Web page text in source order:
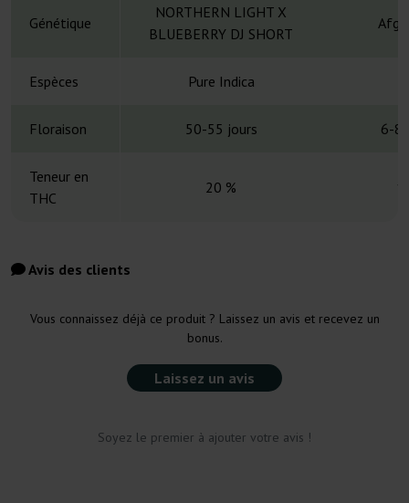
Génétique
NORTHERN LIGHT X
BLUEBERRY DJ SHORT
Espèces Pure Indica
Floraison 50-55 jours 6-8
Teneur en
THC
20 %
Avis des clients
Vous connaissez déjà ce produit ? Laissez un avis et recevez un
bonus.
Laissez un avis
Soyez le premier à ajouter votre avis !